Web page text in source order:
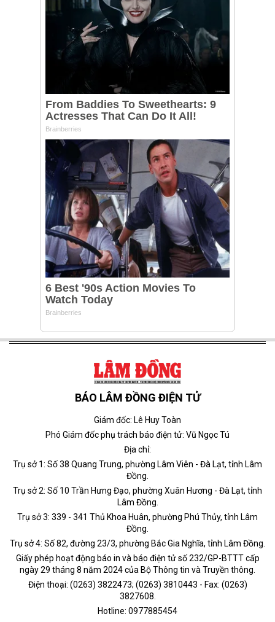
BÁO LÂM ĐỒNG ĐIỆN TỬ
Giám đốc: Lê Huy Toàn
Phó Giám đốc phụ trách báo điện tử: Vũ Ngọc Tú
Địa chỉ:
Trụ sở 1: Số 38 Quang Trung, phường Lâm Viên - Đà Lạt, tỉnh Lâm
Đồng.
Trụ sở 2: Số 10 Trần Hưng Đạo, phường Xuân Hương - Đà Lạt, tỉnh
Lâm Đồng.
Trụ sở 3: 339 - 341 Thủ Khoa Huân, phường Phú Thủy, tỉnh Lâm
Đồng.
Trụ sở 4: Số 82, đường 23/3, phường Bắc Gia Nghĩa, tỉnh Lâm Đồng.
Giấy phép hoạt động báo in và báo điện tử số 232/GP-BTTT cấp
ngày 29 tháng 8 năm 2024 của Bộ Thông tin và Truyền thông.
Điện thoại: (0263) 3822473; (0263) 3810443 - Fax: (0263)
3827608.
Hotline: 0977885454